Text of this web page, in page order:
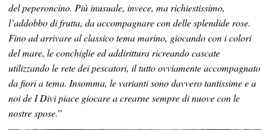
del peperoncino. Più inusuale, invece, ma richiestissimo,
l’addobbo di frutta, da accompagnare con delle splendide rose.
Fino ad arrivare al classico tema marino, giocando con i colori
del mare, le conchiglie ed addirittura ricreando cascate
utilizzando le rete dei pescatori, il tutto ovviamente accompagnato
da fiori a tema. Insomma, le varianti sono davvero tantissime e a
noi de I Divi piace giocare a crearne sempre di nuove con le
nostre spose.”